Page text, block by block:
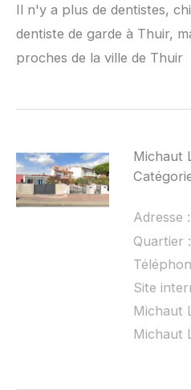
Il n'y a plus de dentistes,
dentiste de garde à Thuir,
proches de la ville de Thuir
Michaut
Adresse :
Quartier :
Site
Michaut